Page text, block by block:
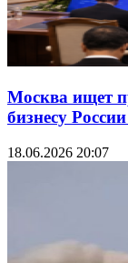
Москва ищет
бизнесу
18.06.2026 20:07